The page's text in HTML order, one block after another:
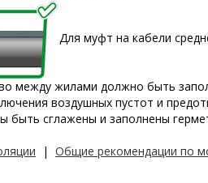
Для муфт на кабели
между жилами должно быть
воздушных пустот и
быть сглажены и заполнены
| Общие рекомендации по